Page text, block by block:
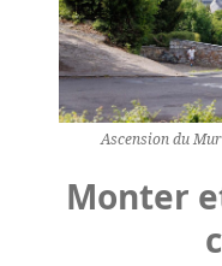
Ascension du
Monter